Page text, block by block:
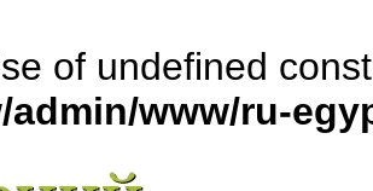
of undefined
admin/www/ru-